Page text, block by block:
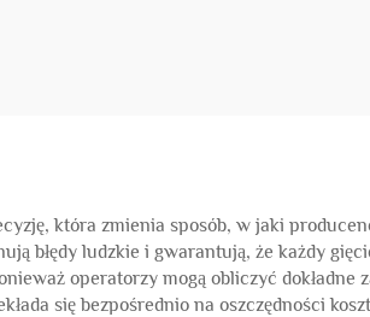
która zmienia sposób, w jaki
błędy ludzkie i gwarantują, że każdy
operatorzy mogą obliczyć
się bezpośrednio na oszczędności